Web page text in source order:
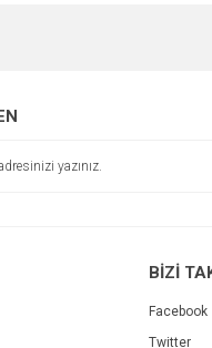
BİZİ
Facebook
Twitter